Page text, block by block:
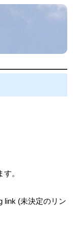
。
link (未決定のリン